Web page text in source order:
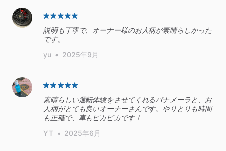
説明も丁寧で、オーナー様のお人柄が素晴らしかった
yu • 2025年9月
素晴らしい運転体験をさせてくれるパナメーラと、お
人柄がとても良いオーナーさんです。やりとりも時間
も正確で、車もピカピカです！
YT • 2025年6月